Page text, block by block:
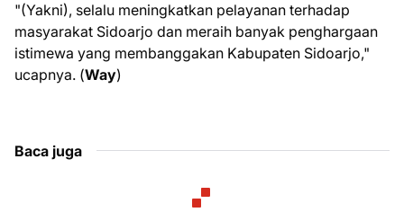
"(Yakni), selalu meningkatkan pelayanan terhadap
masyarakat Sidoarjo dan meraih banyak penghargaan
istimewa yang membanggakan Kabupaten Sidoarjo,"
ucapnya. (Way)
Baca juga